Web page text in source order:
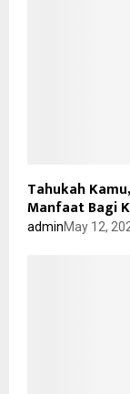
Tahukah
Manfaat Bagi
adminMay 12,